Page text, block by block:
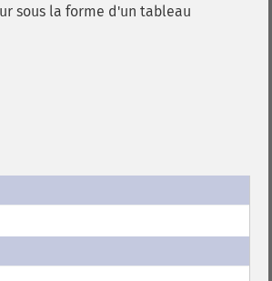
sous la forme d'un tableau